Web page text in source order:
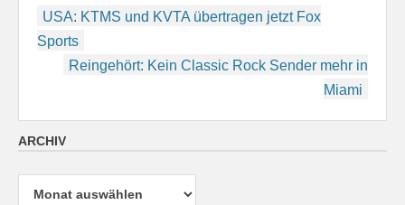
Beitragsnavigation
USA: KTMS und KVTA übertragen jetzt Fox
Sports
Reingehört: Kein Classic Rock Sender mehr in
Miami
ARCHIV
Archiv